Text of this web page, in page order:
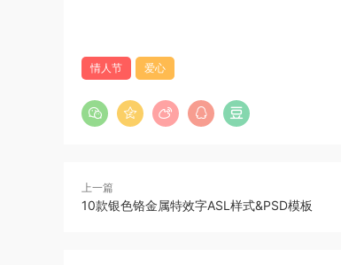
情人节 爱心
上一篇
10款银色铬金属特效字ASL样式&PSD模板